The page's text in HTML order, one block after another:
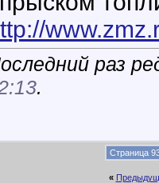
раз
.
Страница
«